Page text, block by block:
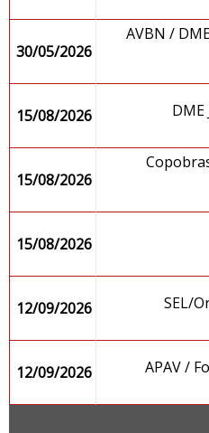
30/05/2026
AVBN /
15/08/2026
15/08/2026
15/08/2026
12/09/2026 SEL/
12/09/2026 APAV /